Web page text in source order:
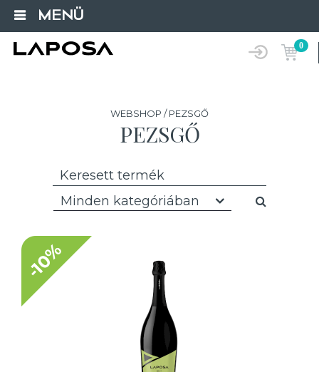
MENÜ
0
WEBSHOP / PEZSGŐ
PEZSGŐ
Minden kategóriában
-10%